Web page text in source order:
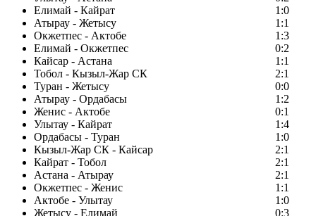
Елимай - Кайрат
1:0
Атырау - Жетысу
1:1
Окжетпес - Актобе
1:3
Елимай - Окжетпес
0:2
Кайсар - Астана
1:1
Тобол - Кызыл-Жар СК
2:1
Туран - Жетысу
0:0
Атырау - Ордабасы
1:2
Женис - Актобе
0:1
Улытау - Кайрат
1:4
Ордабасы - Туран
1:0
Кызыл-Жар СК - Кайсар
2:1
Кайрат - Тобол
2:1
Астана - Атырау
2:1
Окжетпес - Женис
1:1
Актобе - Улытау
1:0
Жетысу - Елимай
0:3